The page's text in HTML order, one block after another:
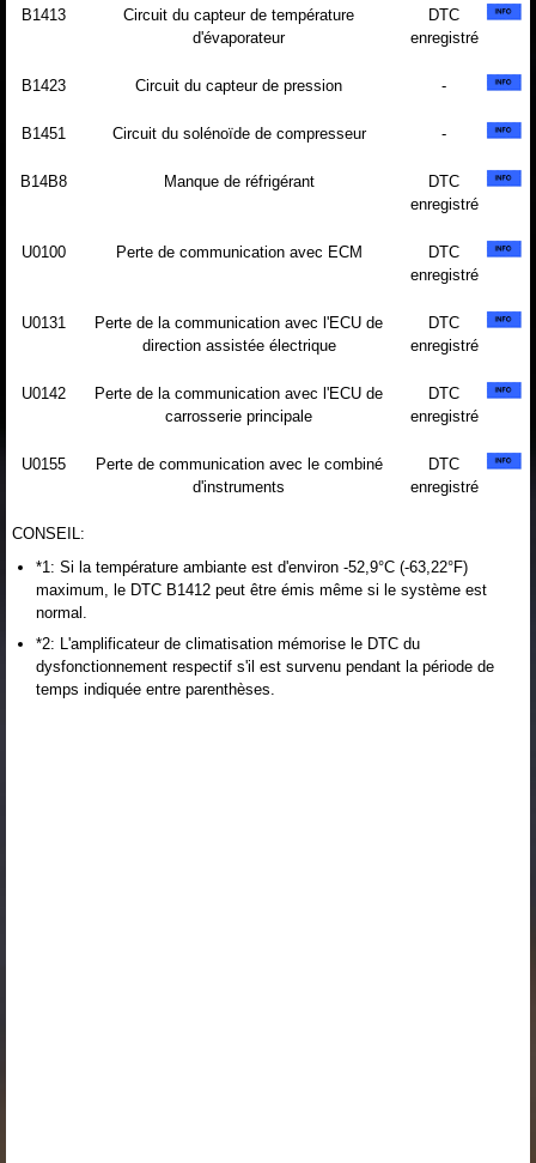
B1413
Circuit du capteur de température
d'évaporateur
DTC
enregistré
B1423 Circuit du capteur de pression -
B1451 Circuit du solénoïde de compresseur -
B14B8 Manque de réfrigérant
DTC
enregistré
U0100 Perte de communication avec ECM
DTC
enregistré
U0131
Perte de la communication avec l'ECU de
direction assistée électrique
DTC
enregistré
U0142
Perte de la communication avec l'ECU de
carrosserie principale
DTC
enregistré
U0155
Perte de communication avec le combiné
d'instruments
DTC
enregistré
CONSEIL:
*1: Si la température ambiante est d'environ -52,9°C (-63,22°F)
maximum, le DTC B1412 peut être émis même si le système est
normal.
*2: L'amplificateur de climatisation mémorise le DTC du
dysfonctionnement respectif s'il est survenu pendant la période de
temps indiquée entre parenthèses.